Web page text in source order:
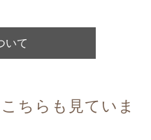
いて
ちらも見ていま